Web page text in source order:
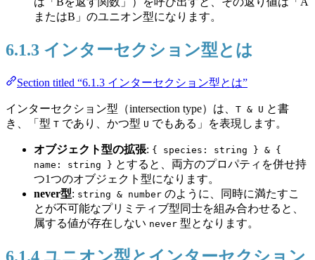
またはB」のユニオン型になります。
6.1.3 インターセクション型とは
Section titled “6.1.3 インターセクション型とは”
インターセクション型（intersection type）は、 T & U と書
き、「型 T であり、かつ型 U でもある」を表現します。
オブジェクト型の拡張: { species: string } & {
name: string } とすると、両方のプロパティを併せ持
つ1つのオブジェクト型になります。
never型: string & number のように、同時に満たすこ
とが不可能なプリミティブ型同士を組み合わせると、
属する値が存在しない never 型となります。